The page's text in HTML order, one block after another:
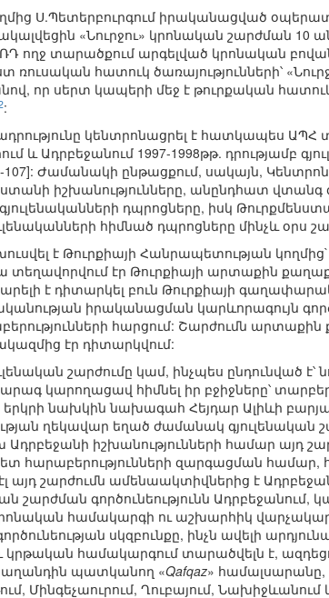
Ս.Պետերբուրգում իրականացված
«Նուրջու» կրոնական շարժման 10
ողջ տարածքում արգելված կրոնական
ռուսական հատուկ ծառայությունների՝
որ սերտ կապերի մեջ է թուրքական
:
կենտրոնացրել է հատկապես ԱՊՀ
և Ադրբեջանում 1997-1998թթ. դրությամբ
107]: Ժամանակի ընթացքում, սակայն,
իշխանությունները, անընդհատ վտանգ
դպրոցները, իսկ
հիմնած դպրոցները մինչև օրս
է Թուրքիայի Հանրապետության
տեղավորվում էր Թուրքիայի արտաքին
է դիտարկել բուն Թուրքիայի
իրականացման կարևորագույն
հարցում: Շարժումն
էր դիտարկվում:
շարժումը կամ, ինչպես ընդունված է՝
կարողացավ հիմնել իր բջիջները՝
նախկին նախագահ Հեյդար Ալիևի
ղեկավար եղած ժամանակ գյուլենական
Ադրբեջանի իշխանությունների համար այդ
հարաբերությունների զարգացման
այդ շարժումն ամենաակտիվներից է
շարժման գործունեությունն Ադրբեջանում,
համակարգի ու աշխարհիկ
սկզբունքը, ինչն ավելի
համակարգում տարածվելն է,
աղանդին պատկանող «Qafqaz» համալսարանը,
Մինգեչաուրում, Ղուբայում,